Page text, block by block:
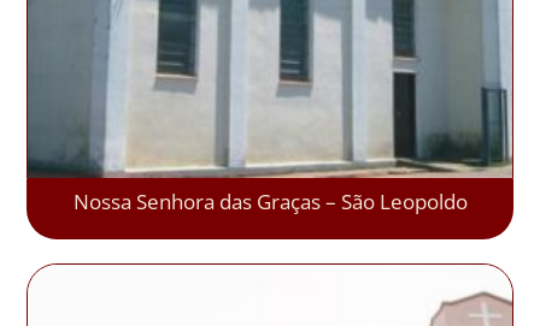
Nossa Senhora das Graças – São Leopoldo